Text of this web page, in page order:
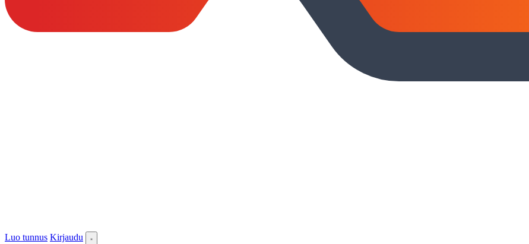
Luo tunnus Kirjaudu